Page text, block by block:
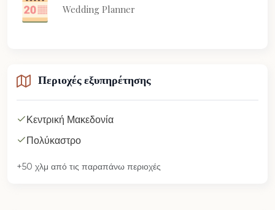
Wedding Planner
Περιοχές εξυπηρέτησης
Κεντρική Μακεδονία
Πολύκαστρο
+50 χλμ από τις παραπάνω περιοχές